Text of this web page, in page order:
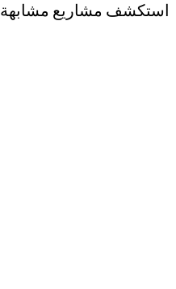
استكشف مشاريع مشابهة